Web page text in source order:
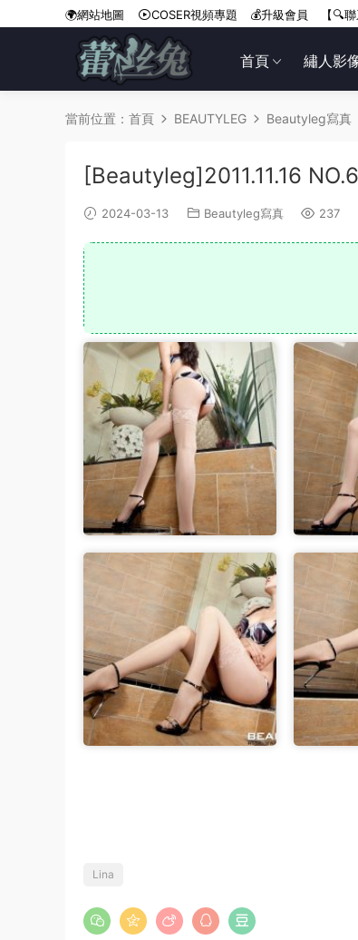
首頁 繡人影
🌍網站地圖 COSER視頻專題 💰升級會員 【🔍
當前位置： 首頁 BEAUTYLEG Beautyleg寫真
[Beautyleg]2011.11.16
2024-03-13 Beautyleg寫真 237
Lina